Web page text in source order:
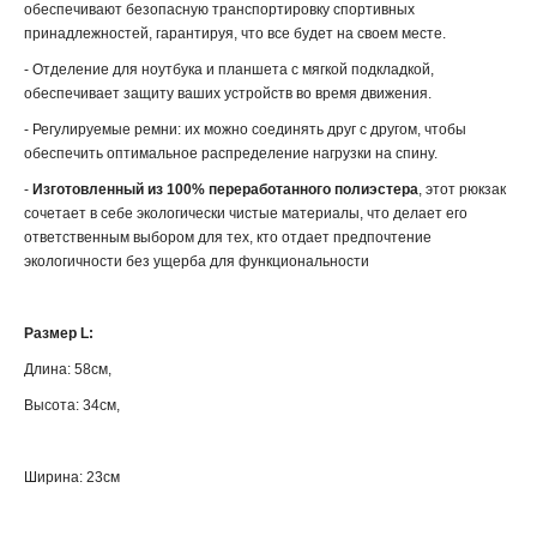
обеспечивают безопасную транспортировку спортивных
принадлежностей, гарантируя, что все будет на своем месте.
- Отделение для ноутбука и планшета с мягкой подкладкой,
обеспечивает защиту ваших устройств во время движения.
- Регулируемые ремни: их можно соединять друг с другом, чтобы
обеспечить оптимальное распределение нагрузки на спину.
- Изготовленный из 100% переработанного полиэстера, этот рюкзак
сочетает в себе экологически чистые материалы, что делает его
ответственным выбором для тех, кто отдает предпочтение
экологичности без ущерба для функциональности
Размер L:
Длина: 58см,
Высота: 34см,
Ширина: 23см